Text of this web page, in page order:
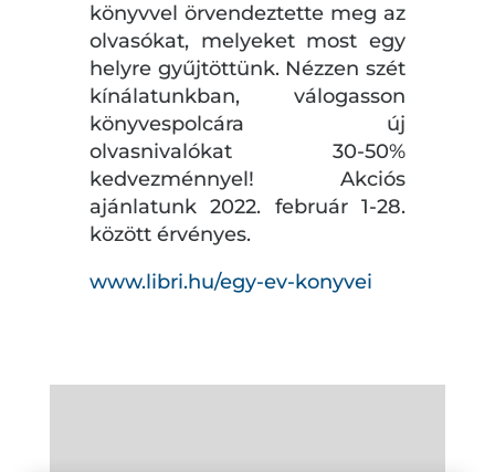
könyvvel örvendeztette meg az
olvasókat, melyeket most egy
helyre gyűjtöttünk. Nézzen szét
kínálatunkban, válogasson
könyvespolcára új
olvasnivalókat 30-50%
kedvezménnyel! Akciós
ajánlatunk 2022. február 1-28.
között érvényes.
www.libri.hu/egy-ev-konyvei